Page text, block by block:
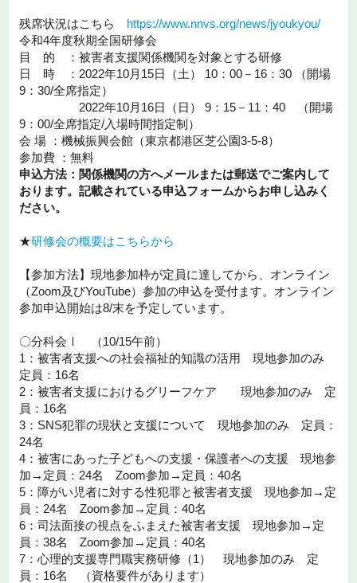
残席状況はこちら
https://www.nnvs.org/news/jyoukyou/
令和4年度秋期全国研修会
目 的 ：被害者支援関係機関を対象とする研修
日 時 ：2022年10月15日（土） 10：00－16：30 （開場
9：30/全席指定）
2022年10月16日（日） 9：15－11：40 （開場
9：00/全席指定/入場時間指定制）
会 場 ：機械振興会館（東京都港区芝公園3-5-8）
参加費 ：無料
申込方法：関係機関の方へメールまたは郵送でご案内して
おります。記載されている申込フォームからお申し込みく
ださい。
★研修会の概要はこちらから
【参加方法】現地参加枠が定員に達してから、オンライン
（Zoom及びYouTube）参加の申込を受付ます。オンライン
参加申込開始は8/末を予定しています。
〇分科会Ⅰ （10/15午前）
1：被害者支援への社会福祉的知識の活用 現地参加のみ
定員：16名
2：被害者支援におけるグリーフケア 現地参加のみ 定
員：16名
3：SNS犯罪の現状と支援について 現地参加のみ 定員：
24名
4：被害にあった子どもへの支援・保護者への支援 現地参
加→定員：24名 Zoom参加→定員：40名
5：障がい児者に対する性犯罪と被害者支援 現地参加→定
員：24名 Zoom参加→定員：40名
6：司法面接の視点をふまえた被害者支援 現地参加→定
員：38名 Zoom参加→定員：40名
7：心理的支援専門職実務研修（1） 現地参加のみ 定
員：16名 （資格要件があります）